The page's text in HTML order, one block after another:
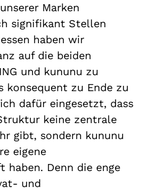
Marken
signifikant Stellen
haben wir
auf die beiden
und kununu zu
konsequent zu Ende zu
dafür eingesetzt, dass
keine zentrale
gibt, sondern kununu
eigene
haben. Denn die enge
und